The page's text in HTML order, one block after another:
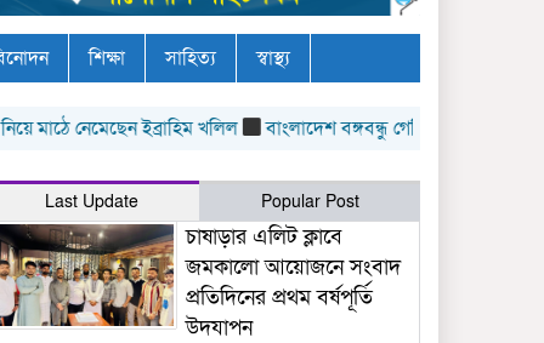
শিক্ষা সাহিত্য স্বাস্থ্য
ইব্রাহিম খলিল বাংলাদেশ বঙ্গবন্ধু গেরিলা সংগঠনের নাম করণ
Last Update Popular Post
চাষাড়ার এলিট ক্লাবে
জমকালো আয়োজনে সংবাদ
প্রতিদিনের প্রথম বর্ষপূর্তি
উদযাপন